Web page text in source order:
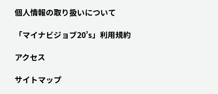
個人情報の取り扱いについて
「マイナビジョブ20’s」利用規約
アクセス
サイトマップ